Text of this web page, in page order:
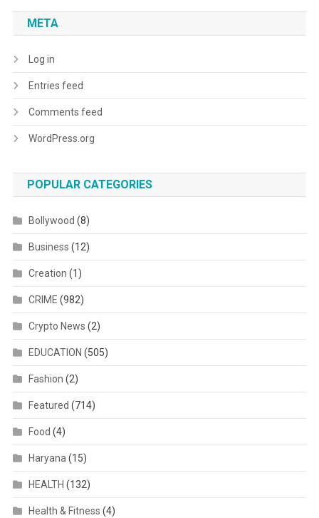
META
Log in
Entries feed
Comments feed
WordPress.org
POPULAR CATEGORIES
Bollywood (8)
Business (12)
Creation (1)
CRIME (982)
Crypto News (2)
EDUCATION (505)
Fashion (2)
Featured (714)
Food (4)
Haryana (15)
HEALTH (132)
Health & Fitness (4)